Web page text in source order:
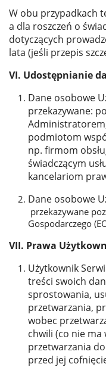
W obu przypadkach
a dla roszczeń o
dotyczących
lata (jeśli przepis
VI. Udostępnianie
Dane osobowe
przekazywane:
podmiotom
np. firmom
świadczącym
kancelariom
Dane osobowe
przekazywane
Gospodarczego
VII. Prawa
Użytkownik
treści swoich
sprostowania,
przetwarzania,
wobec
chwili (co nie ma
przetwarzania
przed jej